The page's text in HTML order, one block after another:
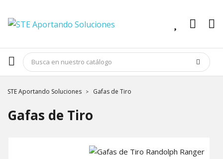
STE Aportando Soluciones Gafas de Tiro
Gafas de Tiro